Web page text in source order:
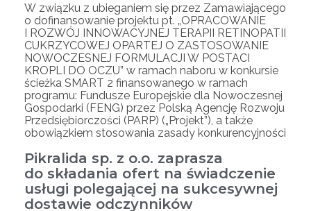
W związku z ubieganiem się przez Zamawiającego
o dofinansowanie projektu pt. „OPRACOWANIE
I ROZWÓJ INNOWACYJNEJ TERAPII RETINOPATII
CUKRZYCOWEJ OPARTEJ O ZASTOSOWANIE
NOWOCZESNEJ FORMULACJI W POSTACI
KROPLI DO OCZU” w ramach naboru w konkursie
ścieżka SMART 2 finansowanego w ramach
programu: Fundusze Europejskie dla Nowoczesnej
Gospodarki (FENG) przez Polską Agencję Rozwoju
Przedsiębiorczości (PARP) („Projekt”), a także
obowiązkiem stosowania zasady konkurencyjności
Pikralida sp. z o.o. zaprasza
do składania ofert na świadczenie
usługi polegającej na sukcesywnej
dostawie odczynników